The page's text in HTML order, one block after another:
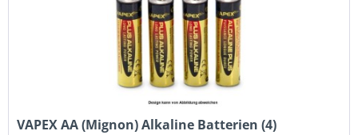
VAPEX AA (Mignon) Alkaline Batterien (4)